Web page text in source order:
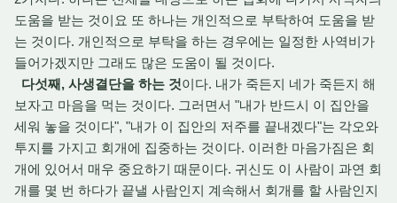
도움을 받는 것이요 또 하나는 개인적으로 부탁하여 도움을 받
는 것이다. 개인적으로 부탁을 하는 경우에는 일정한 사역비가
들어가겠지만 그래도 많은 도움이 될 것이다.
다섯째, 사생결단을 하는 것이다. 내가 죽든지 네가 죽든지 해
보자고 마음을 먹는 것이다. 그러면서 "내가 반드시 이 집안을
세워 놓을 것이다", "내가 이 집안의 저주를 끝내겠다"는 각오와
투지를 가지고 회개에 집중하는 것이다. 이러한 마음가짐은 회
개에 있어서 매우 중요하기 때문이다. 귀신도 이 사람이 과연 회
개를 몇 번 하다가 끝낼 사람인지 계속해서 회개를 할 사람인지